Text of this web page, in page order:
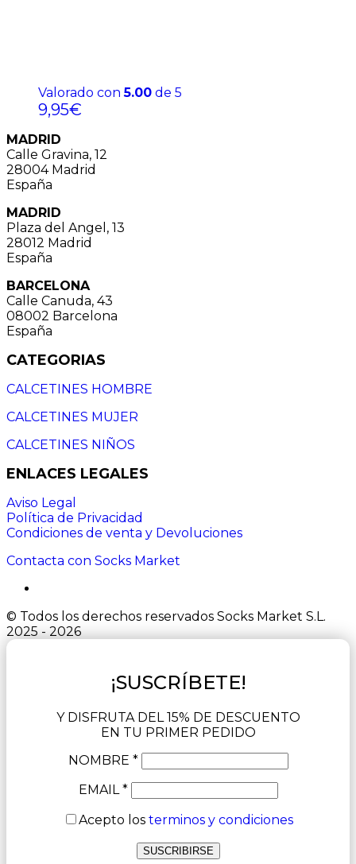
Valorado con5.00 de 5
9,95€
MADRID
Calle Gravina, 12
28004 Madrid
España
MADRID
Plaza del Angel, 13
28012 Madrid
España
BARCELONA
Calle Canuda, 43
08002 Barcelona
España
CATEGORIAS
CALCETINES HOMBRE
CALCETINES MUJER
CALCETINES NIÑOS
ENLACES LEGALES
Aviso Legal
Política de Privacidad
Condiciones de venta y Devoluciones
Contacta con Socks Market
© Todos los derechos reservados Socks Market S.L.
2025 - 2026
¡SUSCRÍBETE!
Y DISFRUTA DEL 15% DE DESCUENTO
EN TU PRIMER PEDIDO
NOMBRE *
EMAIL *
Acepto los terminos y condiciones